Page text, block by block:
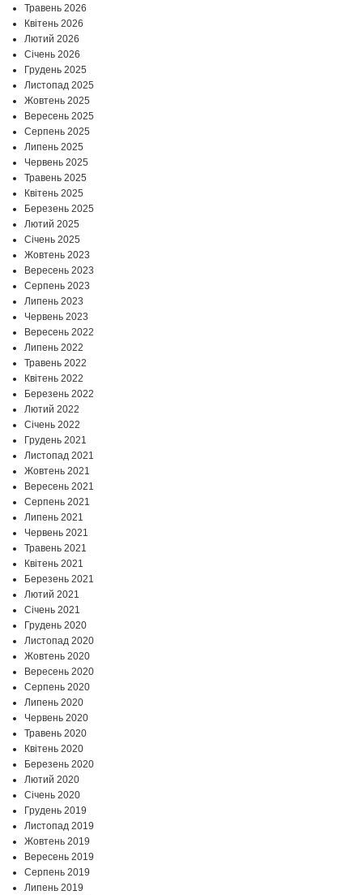
Травень 2026
Квітень 2026
Лютий 2026
Січень 2026
Грудень 2025
Листопад 2025
Жовтень 2025
Вересень 2025
Серпень 2025
Липень 2025
Червень 2025
Травень 2025
Квітень 2025
Березень 2025
Лютий 2025
Січень 2025
Жовтень 2023
Вересень 2023
Серпень 2023
Липень 2023
Червень 2023
Вересень 2022
Липень 2022
Травень 2022
Квітень 2022
Березень 2022
Лютий 2022
Січень 2022
Грудень 2021
Листопад 2021
Жовтень 2021
Вересень 2021
Серпень 2021
Липень 2021
Червень 2021
Травень 2021
Квітень 2021
Березень 2021
Лютий 2021
Січень 2021
Грудень 2020
Листопад 2020
Жовтень 2020
Вересень 2020
Серпень 2020
Липень 2020
Червень 2020
Травень 2020
Квітень 2020
Березень 2020
Лютий 2020
Січень 2020
Грудень 2019
Листопад 2019
Жовтень 2019
Вересень 2019
Серпень 2019
Липень 2019